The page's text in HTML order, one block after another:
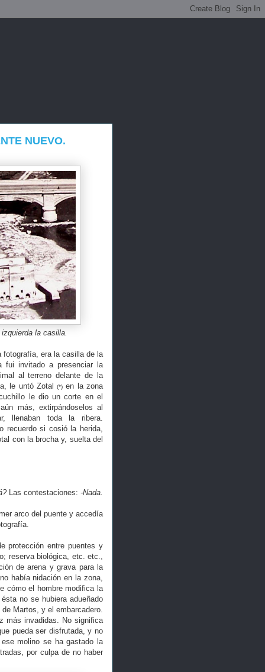
NUEVO.
la casilla.
fotografía, era la casilla de la
fui invitado a presenciar la
al terreno delante de la
le untó Zotal(*) en la zona
le dio un corte en el
más, extirpándoselos al
llenaban toda la ribera.
recuerdo si cosió la herida,
con la brocha y, suelta del
Las contestaciones: -Nada.
arco del puente y accedía
protección entre puentes y
reserva biológica, etc. etc.,
de arena y grava para la
había nidación en la zona,
cómo el hombre modifica la
no se hubiera adueñado
Martos, y el embarcadero.
más invadidas. No significa
pueda ser disfrutada, y no
molino se ha gastado la
por culpa de no haber